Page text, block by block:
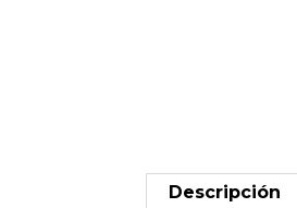
Descripción